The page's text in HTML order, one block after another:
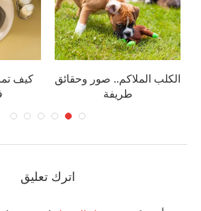
الكلب الملاكم.. صور وحقائق
طريفة
كيف
اترك تعليق